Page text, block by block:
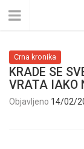
Crna kronika
KRADE SE
VRATA IAKO
Objavljeno 14/02/